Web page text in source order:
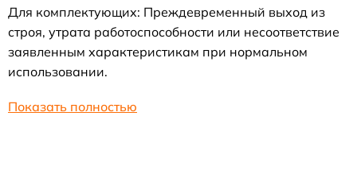
Для комплектующих: Преждевременный выход из
строя, утрата работоспособности или несоответствие
заявленным характеристикам при нормальном
использовании.
Показать полностью